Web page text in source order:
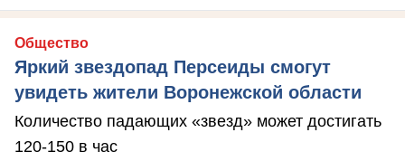
Общество
Яркий звездопад Персеиды смогут
увидеть жители Воронежской области
Количество падающих «звезд» может достигать
120-150 в час